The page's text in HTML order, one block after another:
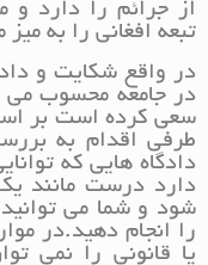
از جرائم را دارد و
تبعه افغانی را به
در واقع شکایت و
در جامعه محسوب می
سعی کرده است بر
طرفی اقدام به
دادگاه هایی که
دارد درست مانند
شود و شما می
را انجام دهید.در
یا قانونی را نمی